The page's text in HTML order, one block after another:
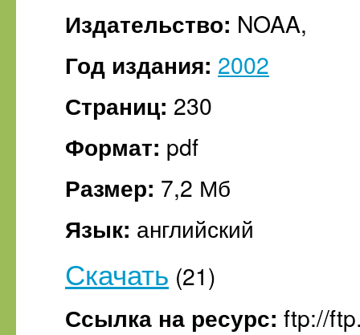
Издательство: NOAA,
Год издания: 2002
Страниц: 230
Формат: pdf
Размер: 7,2 Мб
Язык: английский
Скачать (21)
Ссылка на ресурс: ftp://